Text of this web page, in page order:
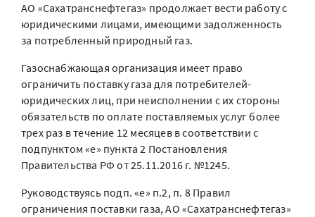
АО «Сахатранснефтегаз» продолжает вести работу с
юридическими лицами, имеющими задолженность
за потребленный природный газ.
Газоснабжающая организация имеет право
ограничить поставку газа для потребителей-
юридических лиц, при неисполнении с их стороны
обязательств по оплате поставляемых услуг более
трех раз в течение 12 месяцев в соответствии с
подпунктом «е» пункта 2 Постановления
Правительства РФ от 25.11.2016 г. №1245.
Руководствуясь подп. «е» п.2, п. 8 Правил
ограничения поставки газа, АО «Сахатранснефтегаз»